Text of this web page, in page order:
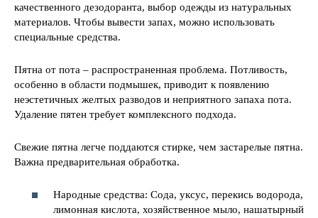
качественного дезодоранта, выбор одежды из натуральных
материалов. Чтобы вывести запах, можно использовать
специальные средства.
Пятна от пота – распространенная проблема. Потливость,
особенно в области подмышек, приводит к появлению
неэстетичных желтых разводов и неприятного запаха пота.
Удаление пятен требует комплексного подхода.
Свежие пятна легче поддаются стирке, чем застарелые пятна.
Важна предварительная обработка.
Народные средства: Сода, уксус, перекись водорода,
лимонная кислота, хозяйственное мыло, нашатырный